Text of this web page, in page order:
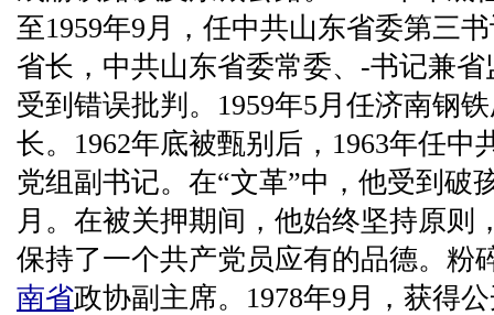
至1959年9月，任中共山东省委第三
省长，中共山东省委常委、-书记兼
受到错误批判。1959年5月任济南钢
长。1962年底被甄别后，1963年任中
党组副书记。在“文革”中，他受到破
月。在被关押期间，他始终坚持原则
保持了一个共产党员应有的品德。粉
南省政协副主席。1978年9月，获得